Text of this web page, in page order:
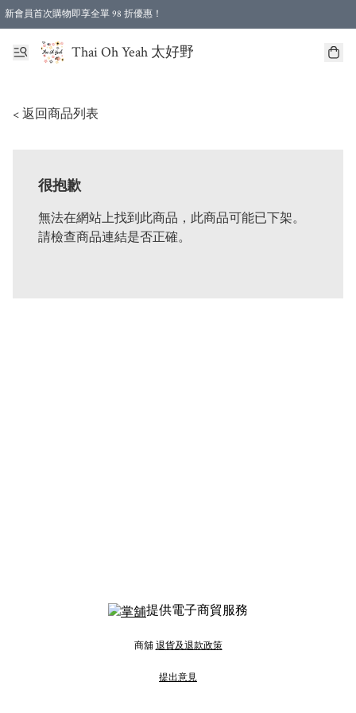
新會員首次購物即享全單 98 折優惠！
特選會員可享全單低至 96 折優惠！
Thai Oh Yeah 太好野
< 返回商品列表
很抱歉
無法在網站上找到此商品，此商品可能已下架。
請檢查商品連結是否正確。
提供電子商貿服務
商舖 退貨及退款政策
提出意見